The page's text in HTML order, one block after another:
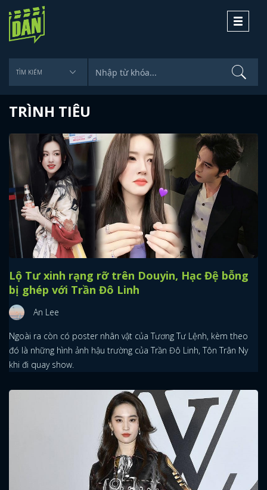
Toggle
TRÌNH TIÊU
Lộ Tư xinh rạng rỡ trên Douyin, Hạc Đệ bỗng
bị ghép với Trần Đô Linh
An Lee
Ngoài ra còn có poster nhân vật của Tương Tư Lệnh, kèm theo
đó là những hình ảnh hậu trường của Trần Đô Linh, Tôn Trân Ny
khi đi quay show.